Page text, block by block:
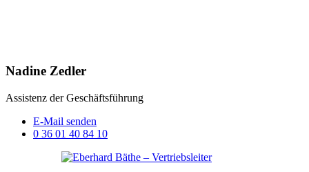
Nadine Zedler
Assistenz der Geschäftsführung
E-Mail senden
0 36 01 40 84 10